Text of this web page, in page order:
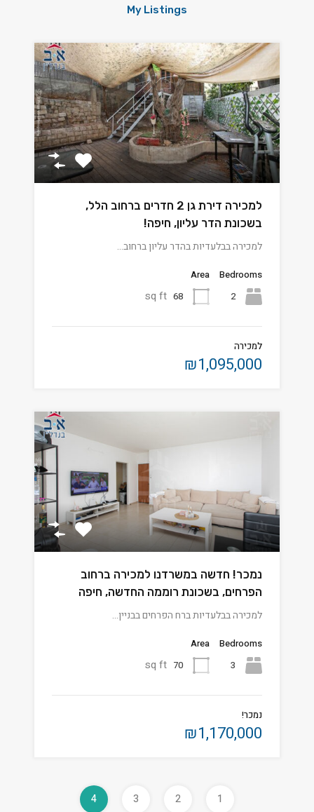
My Listings
למכירה דירת גן 2 חדרים ברחוב הלל,
בשכונת הדר עליון, חיפה!
למכירה בבלעדיות בהדר עליון ברחוב…
Bedrooms
2
Area
68
sq ft
למכירה
₪1,095,000
נמכר! חדשה במשרדנו למכירה ברחוב
הפרחים, בשכונת רוממה החדשה, חיפה
למכירה בבלעדיות ברח הפרחים בבניין…
Bedrooms
3
Area
70
sq ft
נמכר!
₪1,170,000
1
2
3
4